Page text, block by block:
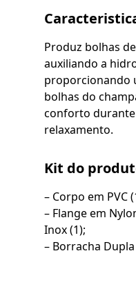
Produz bolhas
auxiliando a
proporcionando
bolhas do
conforto
relaxamento.
Kit do
– Corpo em PVC
– Flange em
Inox (1);
– Borracha